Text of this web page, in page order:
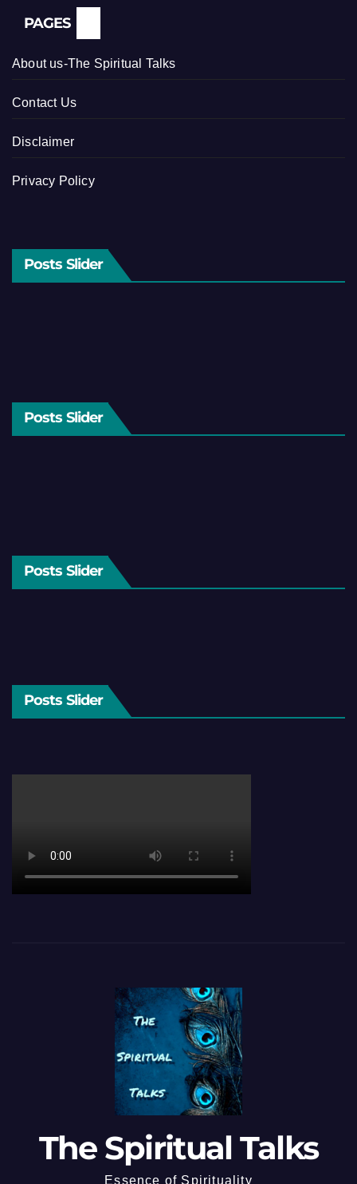
PAGES
About us-The Spiritual Talks
Contact Us
Disclaimer
Privacy Policy
Posts Slider
Posts Slider
Posts Slider
Posts Slider
The Spiritual Talks
Essence of Spirituality